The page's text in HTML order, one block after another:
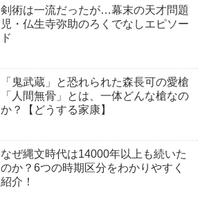
剣術は一流だったが…幕末の天才問題
児・仏生寺弥助のろくでなしエピソー
ド
「鬼武蔵」と恐れられた森長可の愛槍
「人間無骨」とは、一体どんな槍なの
か？【どうする家康】
なぜ縄文時代は14000年以上も続いた
のか？6つの時期区分をわかりやすく
紹介！